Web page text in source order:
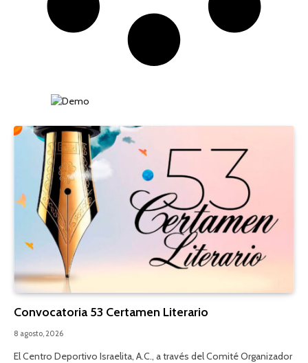
Convocatoria 53 Certamen Literario
8 agosto, 2026
El Centro Deportivo Israelita, A.C., a través del Comité Organizador